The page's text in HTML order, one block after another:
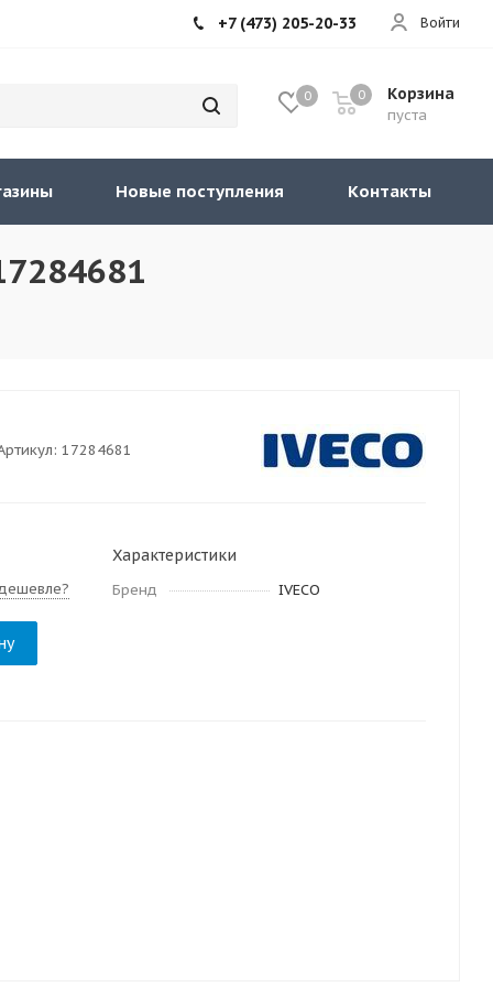
Войти
+7 (473) 205-20-33
0 Корзина
пуста
0
Новые поступления Контакты
17284681
Характеристики
Бренд IVECO